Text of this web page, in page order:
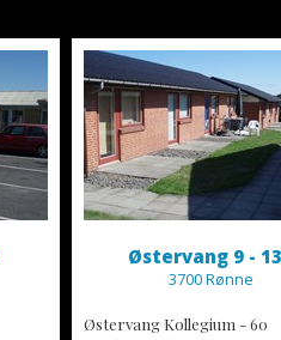
Østervang 9 -
3700 Rønne
Østervang Kollegium - 60